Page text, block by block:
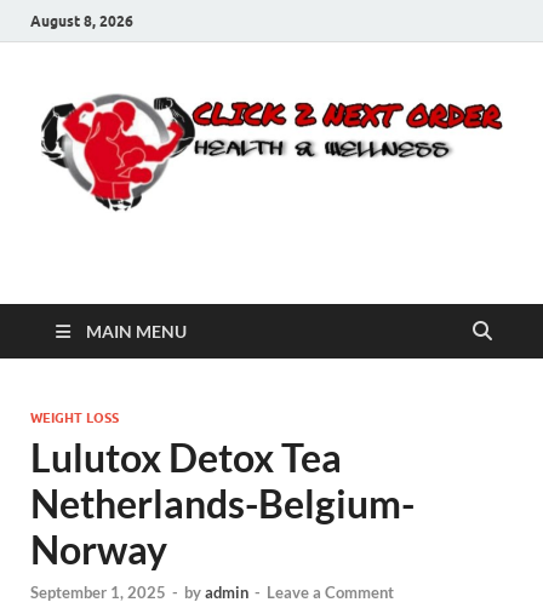
August 8, 2026
Click 2 Next Order
MAIN MENU
WEIGHT LOSS
Lulutox Detox Tea
Netherlands-Belgium-
Norway
September 1, 2025 - byadmin - Leave a Comment